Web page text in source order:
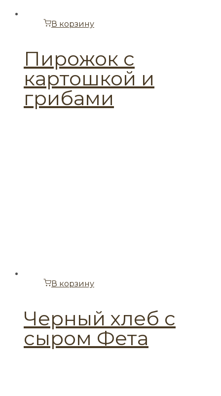
В корзину
Пирожок с
картошкой и
грибами
В корзину
Черный хлеб с
сыром Фета